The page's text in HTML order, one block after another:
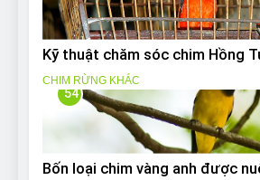
Kỹ thuật chăm sóc chim Hồng
CHIM RỪNG KHÁC
54
Bốn loại chim vàng anh được